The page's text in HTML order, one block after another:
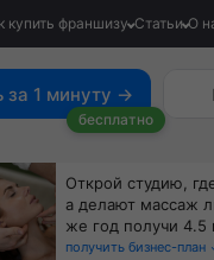
купить франшизу Статьи О
за 1 минуту →
бесплатно
Открой студию,
а делают массаж
же год получи 4.5
получить бизнес-план